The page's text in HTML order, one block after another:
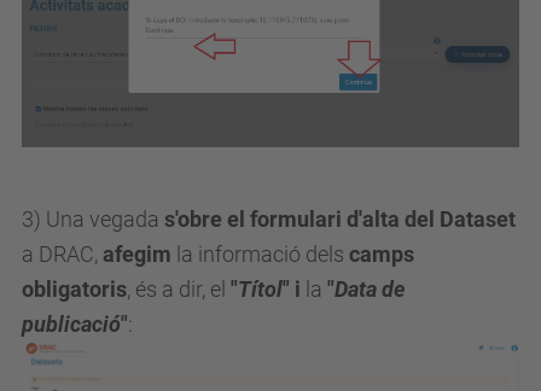
3) Una vegada s'obre el formulari d'alta del Dataset
a DRAC, afegim la informació dels camps
obligatoris, és a dir, el "Títol" i la "Data de
publicació":